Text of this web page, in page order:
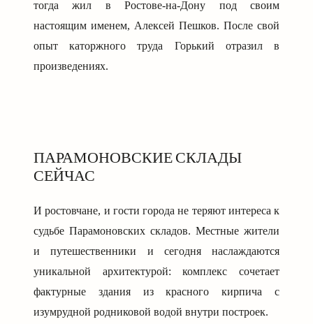
тогда жил в Ростове-на-Дону под своим
настоящим именем, Алексей Пешков. После свой
опыт каторжного труда Горький отразил в
произведениях.
ПАРАМОНОВСКИЕ СКЛАДЫ
СЕЙЧАС
И ростовчане, и гости города не теряют интереса к
судьбе Парамоновских складов. Местные жители
и путешественники и сегодня наслаждаются
уникальной архитектурой: комплекс сочетает
фактурные здания из красного кирпича с
изумрудной родниковой водой внутри построек.